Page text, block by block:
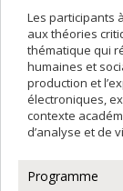
Les participants
aux théories
thématique qui
humaines et
production et
électroniques,
contexte
d’analyse et de
Programme